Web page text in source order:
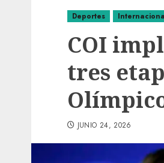
Deportes
COI
tres
JUNIO 24, 2026